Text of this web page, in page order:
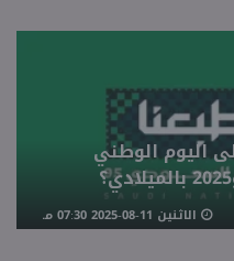
اليوم الوطني
الاثنين 11-08-2025 07:30 مـ